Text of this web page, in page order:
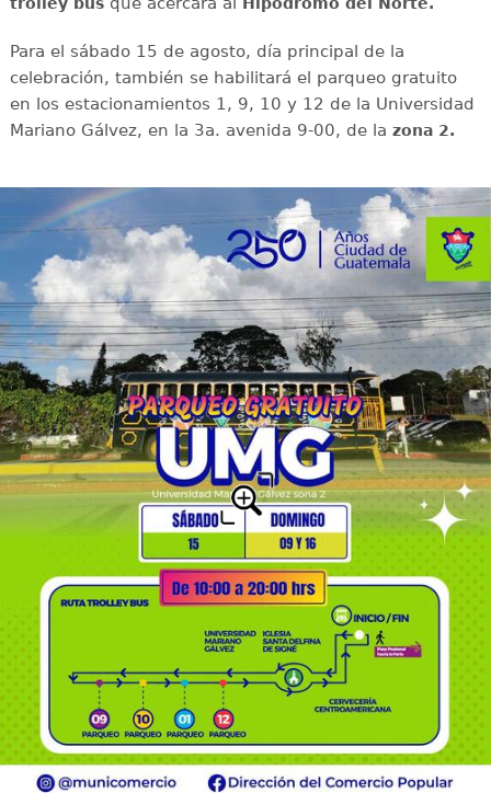
Para el sábado 15 de agosto, día principal de la
celebración, también se habilitará el parqueo gratuito
en los estacionamientos 1, 9, 10 y 12 de la Universidad
Mariano Gálvez, en la 3a. avenida 9-00, de la zona 2.